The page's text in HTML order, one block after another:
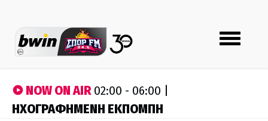
Toggle
navigation
NOW ON AIR02:00 - 06:00 |
ΗΧΟΓΡΑΦΗΜΕΝΗ ΕΚΠΟΜΠΗ